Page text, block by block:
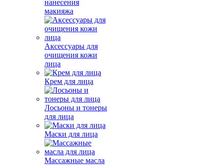
нанесения
макияжа
Аксессуары для
очищения кожи
лица
Крем для лица
Лосьоны и тонеры
для лица
Маски для лица
Массажные масла